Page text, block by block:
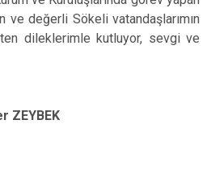
ve değerli Sökeli vatandaşlarımın
dileklerimle kutluyor, sevgi ve
ZEYBEK